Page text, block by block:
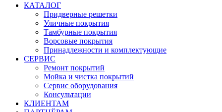
КАТАЛОГ
Придверные решетки
Уличные покрытия
Тамбурные покрытия
Ворсовые покрытия
Принадлежности и комплектующие
СЕРВИС
Ремонт покрытий
Мойка и чистка покрытий
Сервис оборудования
Консультации
КЛИЕНТАМ